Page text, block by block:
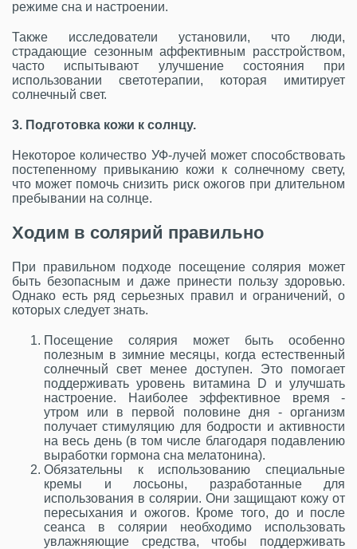
режиме сна и настроении.
Также исследователи установили, что люди,
страдающие сезонным аффективным расстройством,
часто испытывают улучшение состояния при
использовании светотерапии, которая имитирует
солнечный свет.
3. Подготовка кожи к солнцу.
Некоторое количество УФ-лучей может способствовать
постепенному привыканию кожи к солнечному свету,
что может помочь снизить риск ожогов при длительном
пребывании на солнце.
Ходим в солярий правильно
При правильном подходе посещение солярия может
быть безопасным и даже принести пользу здоровью.
Однако есть ряд серьезных правил и ограничений, о
которых следует знать.
Посещение солярия может быть особенно
полезным в зимние месяцы, когда естественный
солнечный свет менее доступен. Это помогает
поддерживать уровень витамина D и улучшать
настроение. Наиболее эффективное время -
утром или в первой половине дня - организм
получает стимуляцию для бодрости и активности
на весь день (в том числе благодаря подавлению
выработки гормона сна мелатонина).
Обязательны к использованию специальные
кремы и лосьоны, разработанные для
использования в солярии. Они защищают кожу от
пересыхания и ожогов. Кроме того, до и после
сеанса в солярии необходимо использовать
увлажняющие средства, чтобы поддерживать